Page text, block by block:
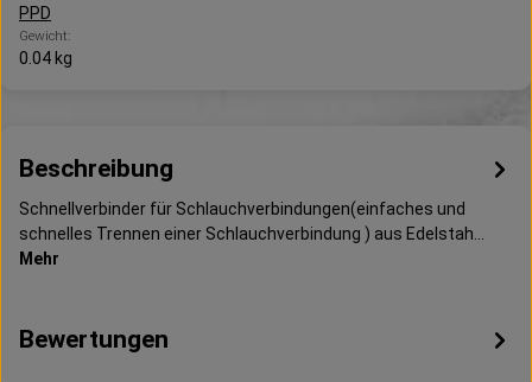
PPD
Gewicht:
0.04 kg
Beschreibung
Schnellverbinder für Schlauchverbindungen(einfaches und
schnelles Trennen einer Schlauchverbindung ) aus Edelstah…
Mehr
Bewertungen